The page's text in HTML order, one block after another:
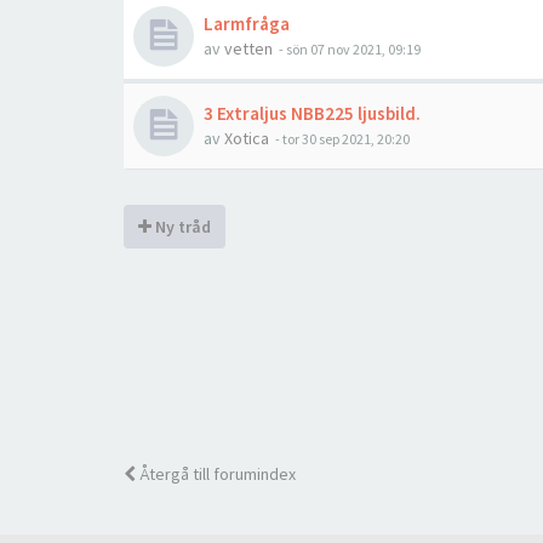
Larmfråga
av vetten - sön 07 nov 2021, 09:19
3 Extraljus NBB225 ljusbild.
av Xotica - tor 30 sep 2021, 20:20
Ny tråd
Återgå till forumindex